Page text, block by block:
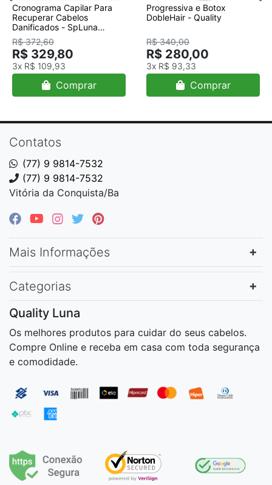
Cronograma Capilar Para
Recuperar Cabelos
Danificados - SpLuna
(Power, Intensive, Duo)
R$ 372,60
R$ 329,80
3x R$ 109,93
Comprar
Progressiva e Botox
DobleHair - Quality
R$ 340,00
R$ 280,00
3x R$ 93,33
Comprar
Contatos
(77) 9 9814-7532
(77) 9 9814-7532
Vitória da Conquista/Ba
Mais Informações
Categorias
Quality Luna
Os melhores produtos para cuidar do seus cabelos.
Compre Online e receba em casa com toda segurança
e comodidade.